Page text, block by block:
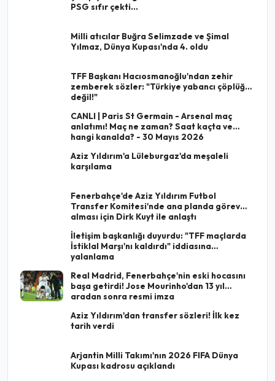
PSG sıfır çekti...
Milli atıcılar Buğra Selimzade ve Şimal
Yılmaz, Dünya Kupası'nda 4. oldu
TFF Başkanı Hacıosmanoğlu'ndan zehir
zemberek sözler: "Türkiye yabancı çöplüğü
değil!"
CANLI | Paris St Germain - Arsenal maç
anlatımı! Maç ne zaman? Saat kaçta ve
hangi kanalda? - 30 Mayıs 2026
Aziz Yıldırım'a Lüleburgaz'da meşaleli
karşılama
Fenerbahçe'de Aziz Yıldırım Futbol
Transfer Komitesi'nde ana planda görev
alması için Dirk Kuyt ile anlaştı
İletişim başkanlığı duyurdu: "TFF maçlarda
İstiklal Marşı'nı kaldırdı" iddiasına
yalanlama
Real Madrid, Fenerbahçe'nin eski hocasını
başa getirdi! Jose Mourinho'dan 13 yıl
aradan sonra resmi imza
Aziz Yıldırım'dan transfer sözleri! İlk kez
tarih verdi
Arjantin Milli Takımı'nın 2026 FIFA Dünya
Kupası kadrosu açıklandı